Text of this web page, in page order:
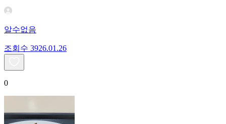
알수없음
조회수 3926.01.26
0